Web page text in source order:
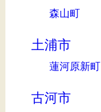
森山町
土浦市
蓮河原新町
古河市